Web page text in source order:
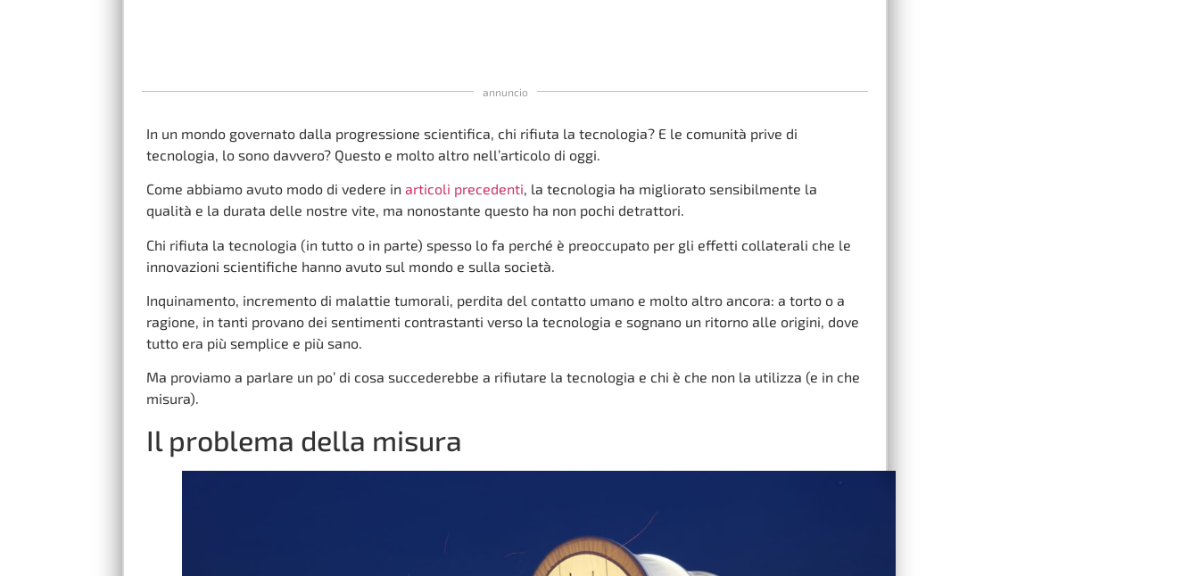
annuncio
In un mondo governato dalla progressione scientifica, chi rifiuta la tecnologia? E le comunità prive di
tecnologia, lo sono davvero? Questo e molto altro nell’articolo di oggi.
Come abbiamo avuto modo di vedere in articoli precedenti, la tecnologia ha migliorato sensibilmente la
qualità e la durata delle nostre vite, ma nonostante questo ha non pochi detrattori.
Chi rifiuta la tecnologia (in tutto o in parte) spesso lo fa perché è preoccupato per gli effetti collaterali che le
innovazioni scientifiche hanno avuto sul mondo e sulla società.
Inquinamento, incremento di malattie tumorali, perdita del contatto umano e molto altro ancora: a torto o a
ragione, in tanti provano dei sentimenti contrastanti verso la tecnologia e sognano un ritorno alle origini, dove
tutto era più semplice e più sano.
Ma proviamo a parlare un po’ di cosa succederebbe a rifiutare la tecnologia e chi è che non la utilizza (e in che
misura).
Il problema della misura